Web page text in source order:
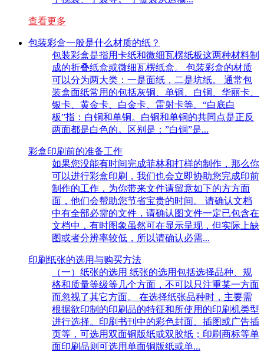
查看更多
包装彩盒一般是什么材质的纸？
包装彩盒是指用卡纸和微细瓦楞纸板这两种材料制
成的折叠纸盒或微细瓦楞纸盒。 包装彩盒的材质
可以分为两大类：一是面纸，二是坑纸。 通常包
装盒面纸常用的包括灰铜、单铜、白铜、华丽卡、
银卡、黄金卡、白金卡、雷射卡等。“白底白
板”指：白铜和单铜。白铜和单铜的共同点是正反
两面都是白色的。区别是：”白铜”是...
彩盒印刷前的准备工作
如果您没能有时间完成菲林和打样的制作，那么你
可以进行彩盒印刷，我们也会立即协助您完成印前
制作的工作，为你带来文件请留意如下的方方面
面，他们会帮助您节省宝贵的时间。 请确认文档
中有全部必需的文件，请确认图文件一定已包含在
文档中，有时图象虽然可在显示呈现，但实际上缺
图或者分辨率较低，所以请确认必需...
印刷纸张的选用与购买方法
（一）纸张的选用 纸张的选用包括选择品种、规
格和质量等级等几个方面，不可以只注重某一方面
而忽视了其它方面。 在选择纸张品种时，主要需
根据欲印制的印刷品的特征和所使用的印刷机类型
进行选择。印刷书刊中的彩色封面、插图或广告插
页等，可选用双面铜版纸或双胶纸；印刷商标等单
面印刷品则可选用单面铜版纸或单...